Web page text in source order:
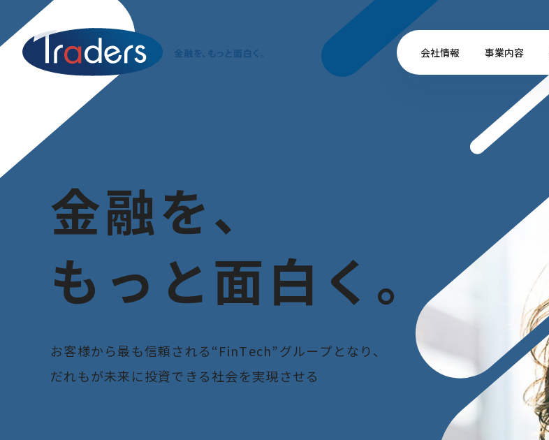
会社情報 事業内容
金融を、
も っ と面白 く 。
お客様から最も信頼される“FinTech”グループと な り 、
だれもが未来に投資で きる社会を実現させる